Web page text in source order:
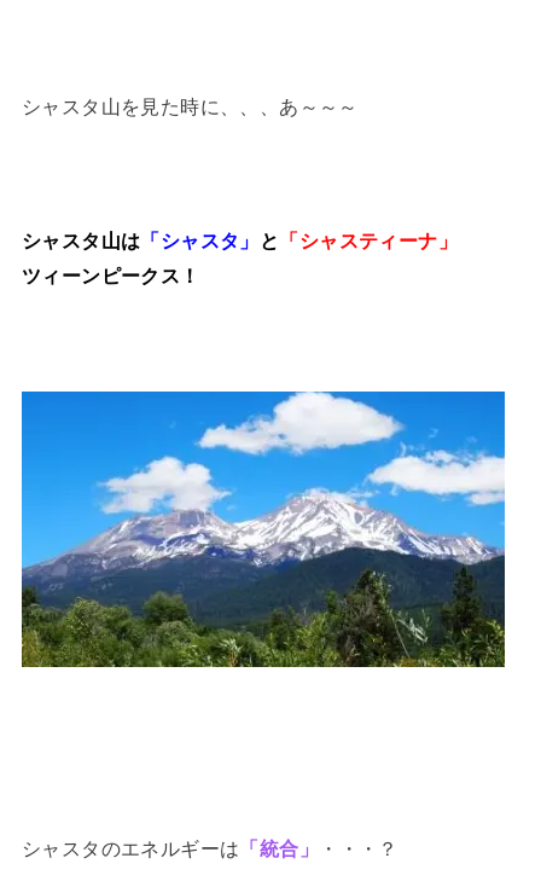
シャスタ山を見た時に、、、あ～～～
シャスタ山は 「シャスタ」 と
「シャスティーナ」
ツィーンピークス！
シャスタのエネルギーは 「統合」 ・・・？